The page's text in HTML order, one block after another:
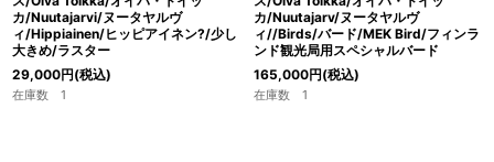
カ/Nuutajarvi/ヌータヤルヴ
ィ/Hippiainen/ヒッピアイネン?/少し
大きめ/ラスター
29,000円(税込)
在庫数 1
カ/Nuutajarv/ヌータヤルヴ
ィ//Birds/バード/MEK Bird/フィンラ
ンド観光局用スペシャルバード
165,000円(税込)
在庫数 1